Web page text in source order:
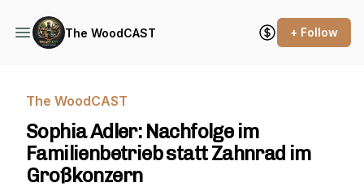
The WoodCAST + Follow
The WoodCAST
Sophia Adler: Nachfolge im
Familienbetrieb statt Zahnrad im
Großkonzern